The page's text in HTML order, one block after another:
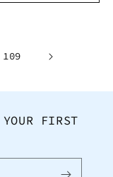
109
FIRST